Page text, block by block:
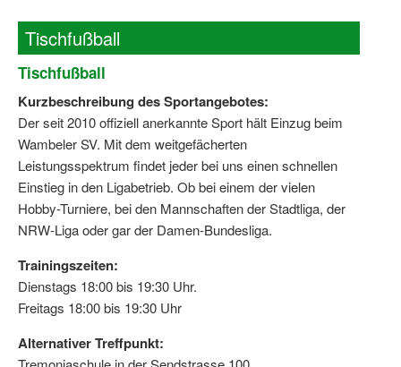
Tischfußball
Tischfußball
Kurzbeschreibung des Sportangebotes:
Der seit 2010 offiziell anerkannte Sport hält Einzug beim
Wambeler SV. Mit dem weitgefächerten
Leistungsspektrum findet jeder bei uns einen schnellen
Einstieg in den Ligabetrieb. Ob bei einem der vielen
Hobby-Turniere, bei den Mannschaften der Stadtliga, der
NRW-Liga oder gar der Damen-Bundesliga.
Trainingszeiten:
Dienstags 18:00 bis 19:30 Uhr.
Freitags 18:00 bis 19:30 Uhr
Alternativer Treffpunkt: